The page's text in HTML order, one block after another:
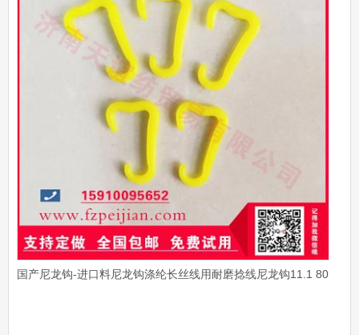
国产尼龙钩-进口料尼龙钩涤纶长丝线用耐磨捻线尼龙钩11.1 80